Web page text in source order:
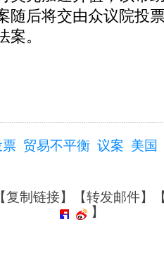
随后将交由众议院投
。
票 贸易不平衡 议案 美国
复制链接】【转发邮件】
】